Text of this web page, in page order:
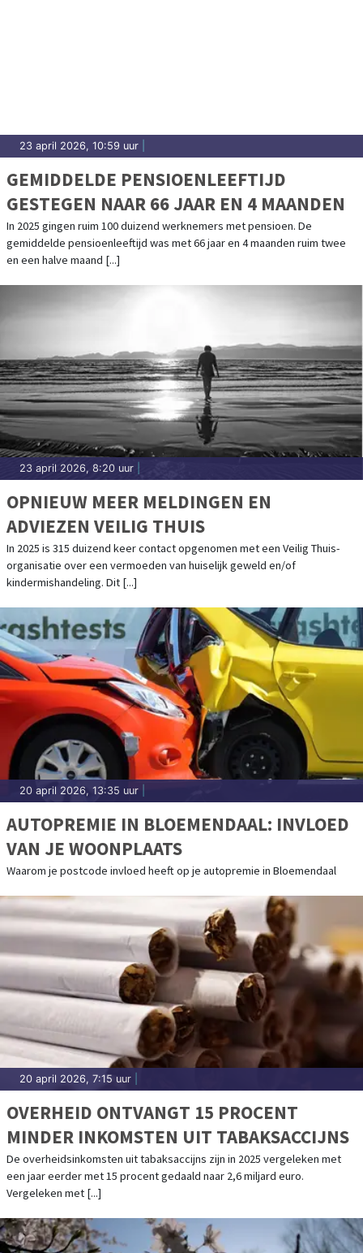
23 april 2026, 10:59 uur
GEMIDDELDE PENSIOENLEEFTIJD
GESTEGEN NAAR 66 JAAR EN 4 MAANDEN
In 2025 gingen ruim 100 duizend werknemers met pensioen. De
gemiddelde pensioenleeftijd was met 66 jaar en 4 maanden ruim twee
en een halve maand [...]
23 april 2026, 8:20 uur
OPNIEUW MEER MELDINGEN EN
ADVIEZEN VEILIG THUIS
In 2025 is 315 duizend keer contact opgenomen met een Veilig Thuis-
organisatie over een vermoeden van huiselijk geweld en/of
kindermishandeling. Dit [...]
20 april 2026, 13:35 uur
AUTOPREMIE IN BLOEMENDAAL: INVLOED
VAN JE WOONPLAATS
Waarom je postcode invloed heeft op je autopremie in Bloemendaal
20 april 2026, 7:15 uur
OVERHEID ONTVANGT 15 PROCENT
MINDER INKOMSTEN UIT TABAKSACCIJNS
De overheidsinkomsten uit tabaksaccijns zijn in 2025 vergeleken met
een jaar eerder met 15 procent gedaald naar 2,6 miljard euro.
Vergeleken met [...]